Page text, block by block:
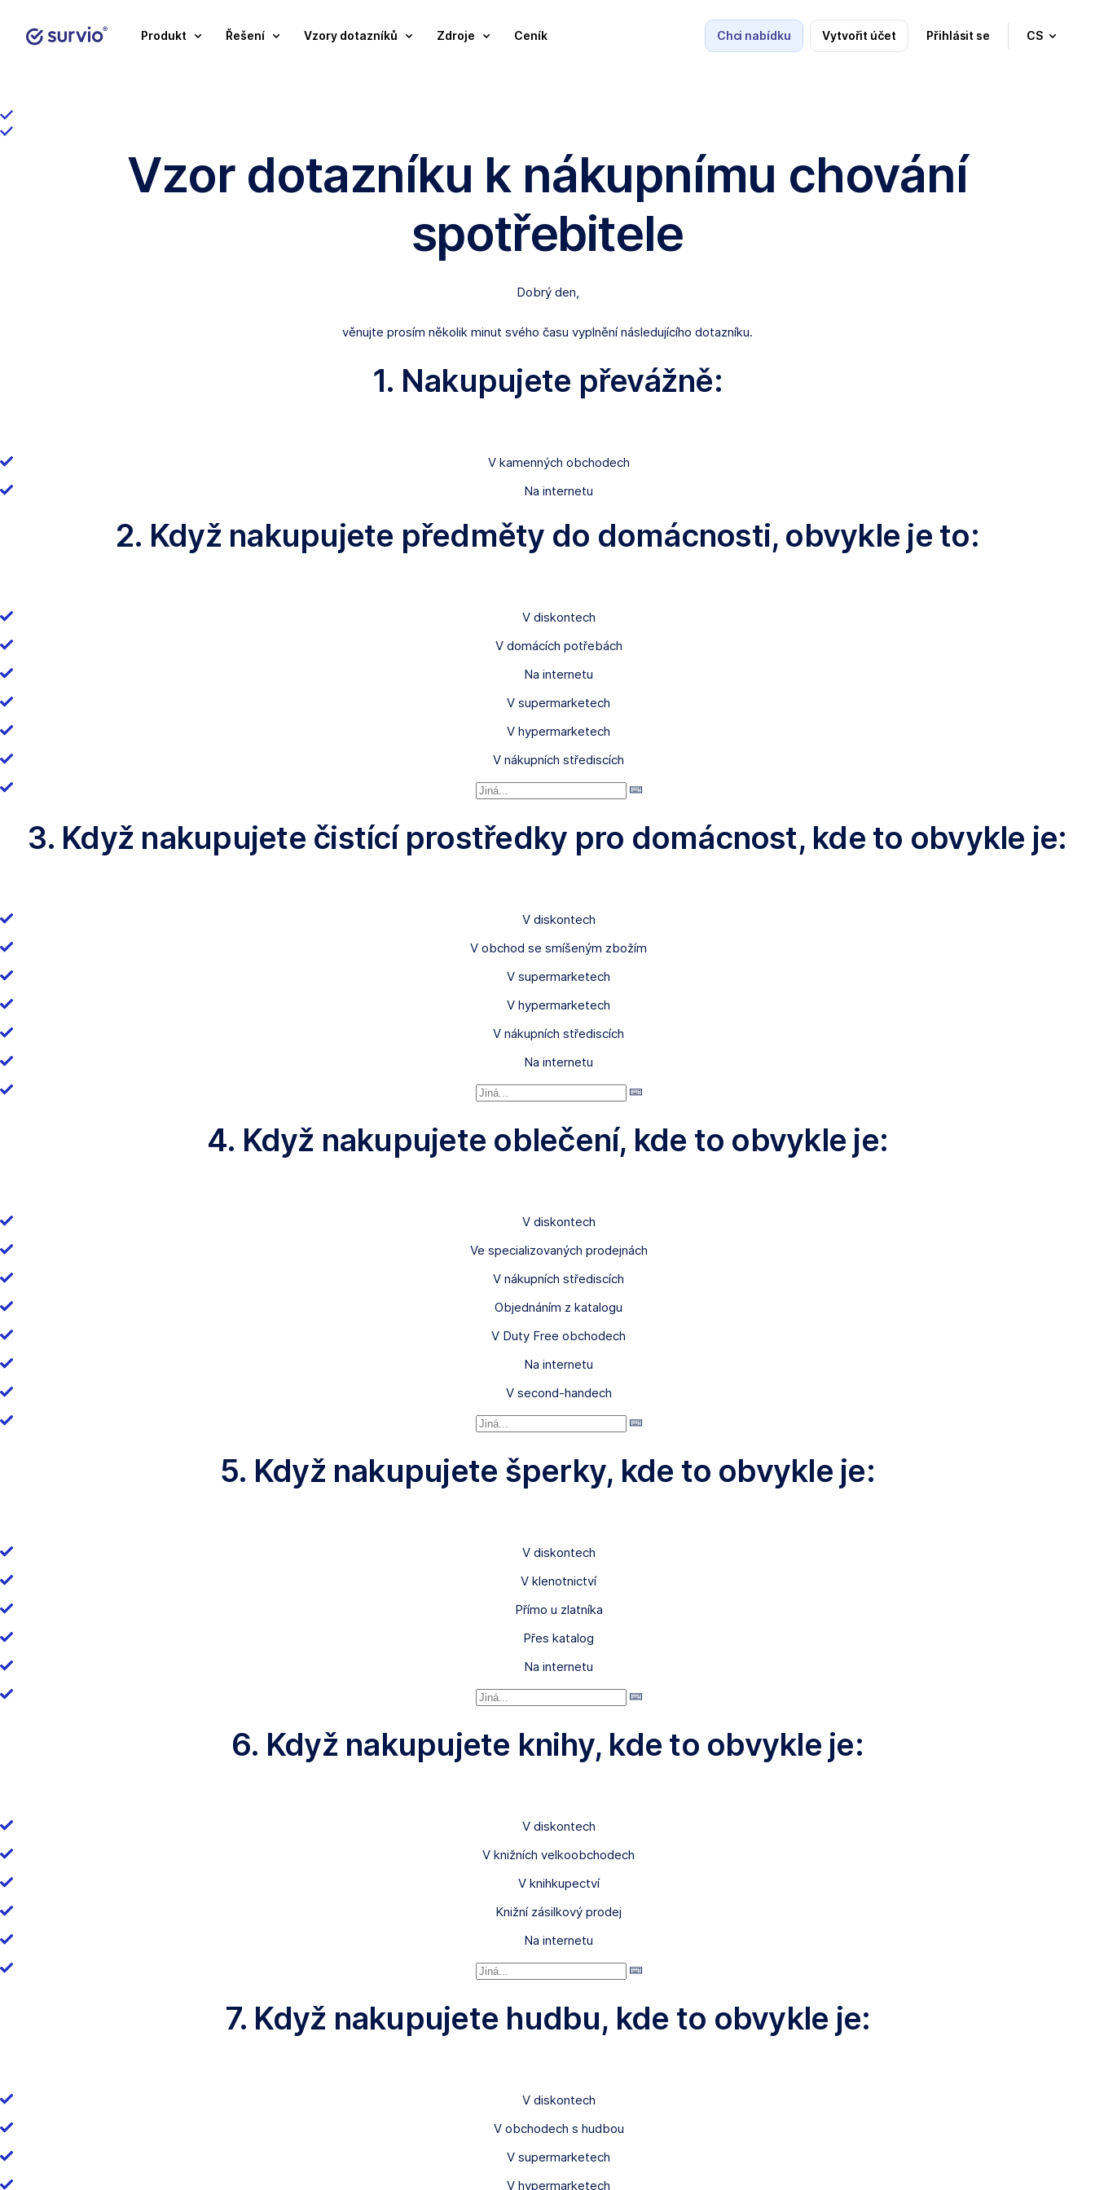
Chci nabídku Vytvořit účet Přihlásit se CS
Produkt Řešení Vzory dotazníků Zdroje Ceník
Vzor dotazníku k nákupnímu chování
spotřebitele
Dobrý den,
věnujte prosím několik minut svého času vyplnění následujícího dotazníku.
1. Nakupujete převážně:
V kamenných obchodech
Na internetu
2. Když nakupujete předměty do domácnosti, obvykle je to:
V diskontech
V domácích potřebách
Na internetu
V supermarketech
V hypermarketech
V nákupních střediscích
3. Když nakupujete čistící prostředky pro domácnost, kde to obvykle je:
V diskontech
V obchod se smíšeným zbožím
V supermarketech
V hypermarketech
V nákupních střediscích
Na internetu
4. Když nakupujete oblečení, kde to obvykle je:
V diskontech
Ve specializovaných prodejnách
V nákupních střediscích
Objednáním z katalogu
V Duty Free obchodech
Na internetu
V second-handech
5. Když nakupujete šperky, kde to obvykle je:
V diskontech
V klenotnictví
Přímo u zlatníka
Přes katalog
Na internetu
6. Když nakupujete knihy, kde to obvykle je:
V diskontech
V knižních velkoobchodech
V knihkupectví
Knižní zásilkový prodej
Na internetu
7. Když nakupujete hudbu, kde to obvykle je:
V diskontech
V obchodech s hudbou
V supermarketech
V hypermarketech